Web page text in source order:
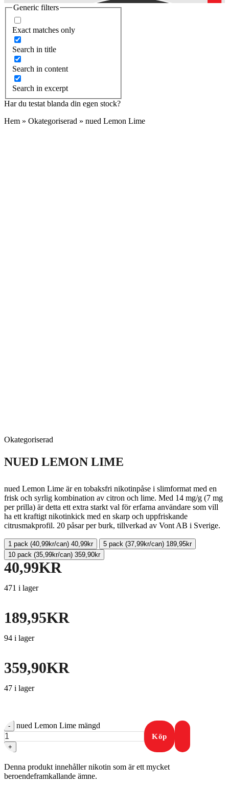
Generic filters
Exact matches only
Search in title
Search in content
Search in excerpt
Har du testat blanda din egen stock?
Hem » Okategoriserad » nued Lemon Lime
Okategoriserad
NUED LEMON LIME
nued Lemon Lime är en tobaksfri nikotinpåse i slimformat med en
frisk och syrlig kombination av citron och lime. Med 14 mg/g (7 mg
per prilla) är detta ett extra starkt val för erfarna användare som vill
ha ett kraftigt nikotinkick med en skarp och uppfriskande
citrusmakprofil. 20 påsar per burk, tillverkad av Vont AB i Sverige.
1 pack (40,99kr/can) 40,99kr 5 pack (37,99kr/can) 189,95kr
10 pack (35,99kr/can) 359,90kr
40,99KR
471 i lager
189,95KR
94 i lager
359,90KR
47 i lager
- nued Lemon Lime mängd
+
Köp
Denna produkt innehåller nikotin som är ett mycket
beroendeframkallande ämne.